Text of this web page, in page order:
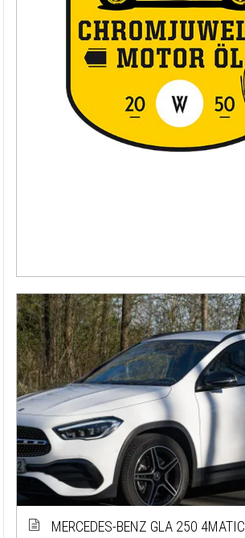
MERCEDES-BENZ GLA 250 4MATIC